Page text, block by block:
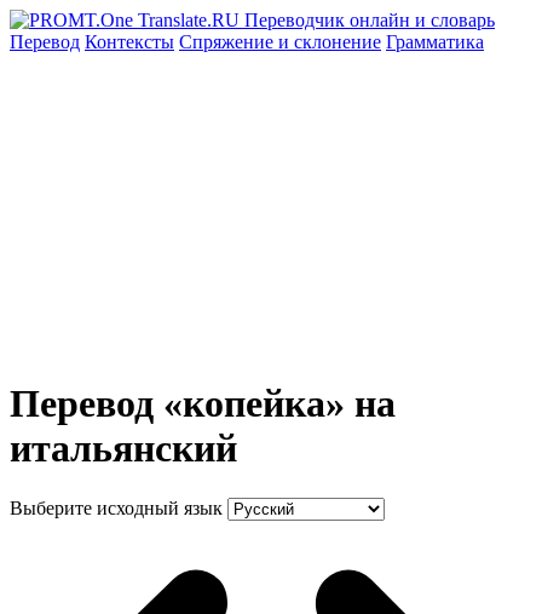
Перевод Контексты Спряжение и склонение Грамматика
Перевод «копейка» на
итальянский
Выберите исходный язык